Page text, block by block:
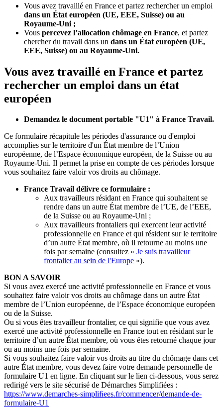
Vous avez travaillé en France et partez rechercher un emploi
dans un État européen (UE, EEE, Suisse) ou au
Royaume-Uni ;
Vous percevez l’allocation chômage en France, et partez
chercher du travail dans un dans un État européen (UE,
EEE, Suisse) ou au Royaume-Uni.
Vous avez travaillé en France et partez
rechercher un emploi dans un état
européen
Demandez le document portable "U1" à France Travail.
Ce formulaire récapitule les périodes d'assurance ou d'emploi
accomplies sur le territoire d'un État membre de l’Union
européenne, de l’Espace économique européen, de la Suisse ou au
Royaume-Uni. Il permet la prise en compte de ces périodes lorsque
vous souhaitez faire valoir vos droits au chômage.
France Travail délivre ce formulaire :
Aux travailleurs résidant en France qui souhaitent se
rendre dans un autre État membre de l’UE, de l’EEE,
de la Suisse ou au Royaume-Uni ;
Aux travailleurs frontaliers qui exercent leur activité
professionnelle en France et qui résident sur le territoire
d’un autre État membre, où il retourne au moins une
fois par semaine (consultez « Je suis travailleur
frontalier au sein de l'Europe »).
BON A SAVOIR
Si vous avez exercé une activité professionnelle en France et vous
souhaitez faire valoir vos droits au chômage dans un autre État
membre de l’Union européenne, de l’Espace économique européen
ou de la Suisse.
Ou si vous êtes travailleur frontalier, ce qui signifie que vous avez
exercé une activité professionnelle en France tout en résidant sur le
territoire d’un autre État membre, où vous êtes retourné chaque jour
ou au moins une fois par semaine.
Si vous souhaitez faire valoir vos droits au titre du chômage dans cet
autre État membre, vous devez faire votre demande personnelle de
formulaire U1 en ligne. En cliquant sur le lien ci-dessous, vous serez
redirigé vers le site sécurisé de Démarches Simplifiées :
https://www.demarches-simpliﬁees.fr/commencer/demande-de-
formulaire-U1